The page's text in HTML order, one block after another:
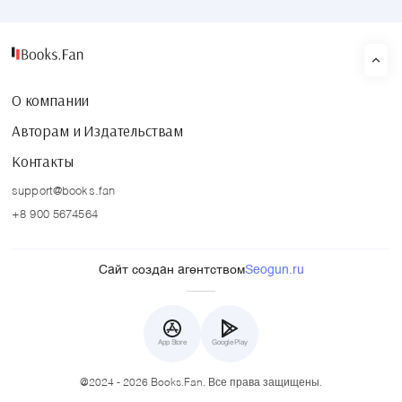
О компании
Авторам и Издательствам
Контакты
support@books.fan
+8 900 5674564
Сайт создан агентствомSeogun.ru
App Store Google Play
@2024 - 2026 Books.Fan. Все права защищены.